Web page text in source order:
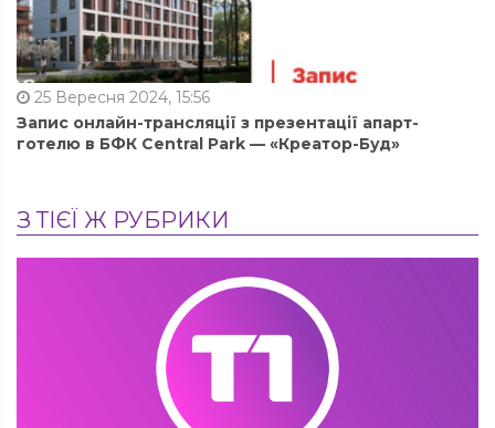
25 Вересня 2024, 15:56
Запис онлайн-трансляції з презентації апарт-
готелю в БФК Central Park — «Креатор-Буд»
З ТІЄЇ Ж РУБРИКИ